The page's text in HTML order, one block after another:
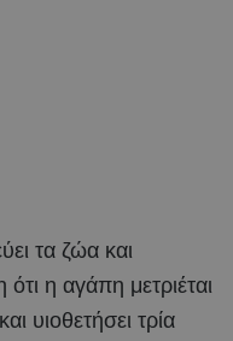
τα ζώα και
η αγάπη μετριέται
υιοθετήσει τρία